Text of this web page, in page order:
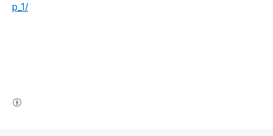
p_1/